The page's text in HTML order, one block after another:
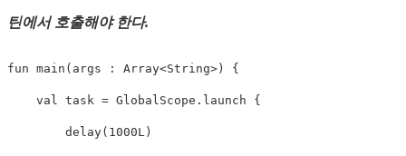
틴에서 호출해야 한다.
fun main ( args : Array<String> ) {
val task = GlobalScope . launch {
delay( 1000L )